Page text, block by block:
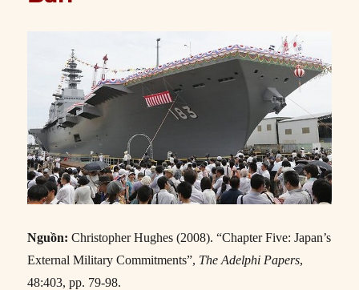
Nguồn: Christopher Hughes (2008). “Chapter Five: Japan’s
External Military Commitments”, The Adelphi Papers,
48:403, pp. 79-98.